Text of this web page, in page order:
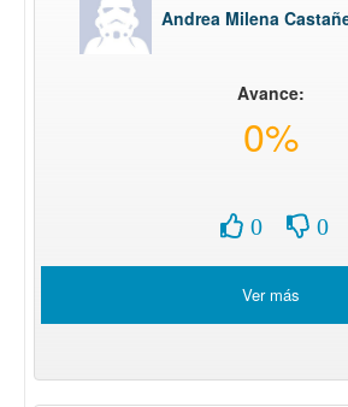
Andrea Milena
Avance:
0%
0 0
Ver más